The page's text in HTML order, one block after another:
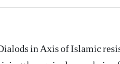
in Axis of Islamic